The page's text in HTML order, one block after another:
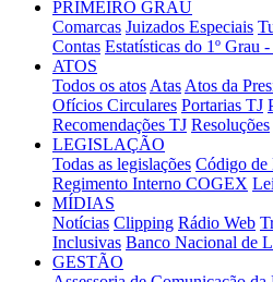
PRIMEIRO GRAU
Comarcas Juizados Especiais
Contas Estatísticas do 1º Grau
ATOS
Todos os atos Atas Atos da
Ofícios Circulares Portarias TJ
Recomendações TJ Resoluções
LEGISLAÇÃO
Todas as legislações Código de
Regimento Interno COGEX
MÍDIAS
Notícias Clipping Rádio Web
Inclusivas Banco Nacional de
GESTÃO